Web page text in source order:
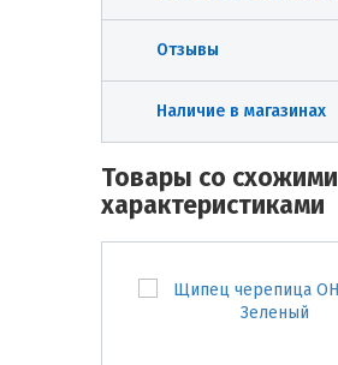
Отзывы
Наличие в магазинах
Товары со схожими
характеристиками